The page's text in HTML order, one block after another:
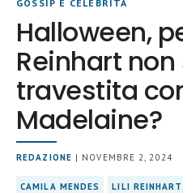
GOSSIP E CELEBRITÀ
Halloween,
Reinhart non
travestita
Madelaine?
REDAZIONE | NOVEMBRE 2, 2024
CAMILA MENDES LILI REINHART